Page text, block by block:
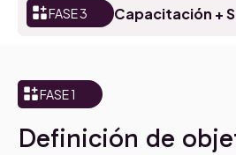
FASE 3 Capacitación +
FASE 1
Definición de